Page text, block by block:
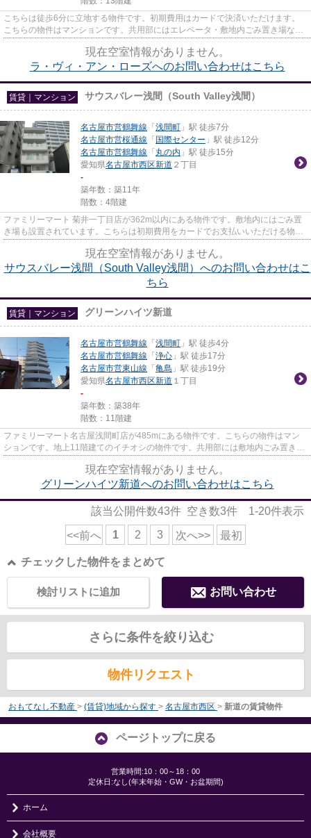
こちらは徒歩6分に立地する物件です。初期費用はカードで決済いただけます。
こちらの物件はマンションです。共用部にはエレベータ・敷地内ごみ置き場など
現在空室情報がありません。
ラ・ヴィ・アン・ローズへのお問い合わせはこちら
賃貸｜マンション サウスバレー浅間（South Valley浅間）
名古屋市営鶴舞線 「 浅間町 」駅 徒歩7分
名古屋市営桜通線 「 国際センター 」駅 徒歩12分
名古屋市営鶴舞線 「 丸の内 」駅 徒歩15分
愛知県名古屋市西区新道 ２丁目
-
築年数：築11年
階数：4階建
ファミリーマート 菊井一丁目店が362m以内にある物件です。敷地内にはごみ置
き場も設置されています。こちらは初期費用をカードでお支払いいただける物件
現在空室情報がありません。
サウスバレー浅間（South Valley浅間）へのお問い合わせはこ
ちら
賃貸｜マンション グリーンハイツ新道
名古屋市営鶴舞線 「 浅間町 」駅 徒歩4分
名古屋市営鶴舞線 「 浄心 」駅 徒歩17分
名古屋市営東山線 「 亀島 」駅 徒歩19分
愛知県名古屋市西区新道 １丁目
-
築年数：築38年
階数：11階建
ファミリーマート名古屋浅間町店が485mにある物件です。こちらの物件はマン
ションです。地上11階建てのイチオシの物件です。共用部には敷地内ごみ置き
現在空室情報がありません。
グリーンハイツ新道へのお問い合わせはこちら
該当公開件数43件 空き数3件 1-20件表示
<<前へ 1 2 3 次へ>> 最初
チェックした物件をまとめて
お問い合わせ
検討リストに追加
さらに条件を絞り込む
物件リクエスト
おもてなし不動産 > (賃貸)地域から探す > 名古屋市西区 > 新道の賃貸物件
ページトップに戻る
営業時間:10：00～18：00
定休日:なし(年末年始・GW・お盆期間)
ホーム
会社概要